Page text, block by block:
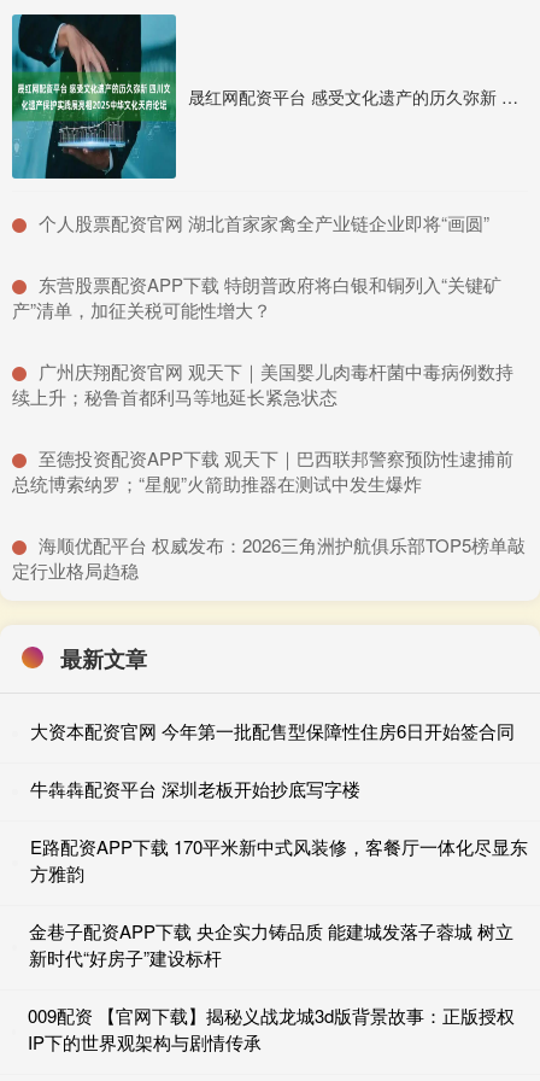
晟红网配资平台 感受文化遗产的历久弥新 四川文化遗产保护实践展亮相2025中华文化天府论坛
​个人股票配资官网 湖北首家家禽全产业链企业即将“画圆”
​东营股票配资APP下载 特朗普政府将白银和铜列入“关键矿
产”清单，加征关税可能性增大？
​广州庆翔配资官网 观天下｜美国婴儿肉毒杆菌中毒病例数持
续上升；秘鲁首都利马等地延长紧急状态
​至德投资配资APP下载 观天下｜巴西联邦警察预防性逮捕前
总统博索纳罗；“星舰”火箭助推器在测试中发生爆炸
​海顺优配平台 权威发布：2026三角洲护航俱乐部TOP5榜单敲
定行业格局趋稳
最新文章
大资本配资官网 今年第一批配售型保障性住房6日开始签合同
牛犇犇配资平台 深圳老板开始抄底写字楼
E路配资APP下载 170平米新中式风装修，客餐厅一体化尽显东
方雅韵
金巷子配资APP下载 央企实力铸品质 能建城发落子蓉城 树立
新时代“好房子”建设标杆
009配资 【官网下载】揭秘义战龙城3d版背景故事：正版授权
IP下的世界观架构与剧情传承